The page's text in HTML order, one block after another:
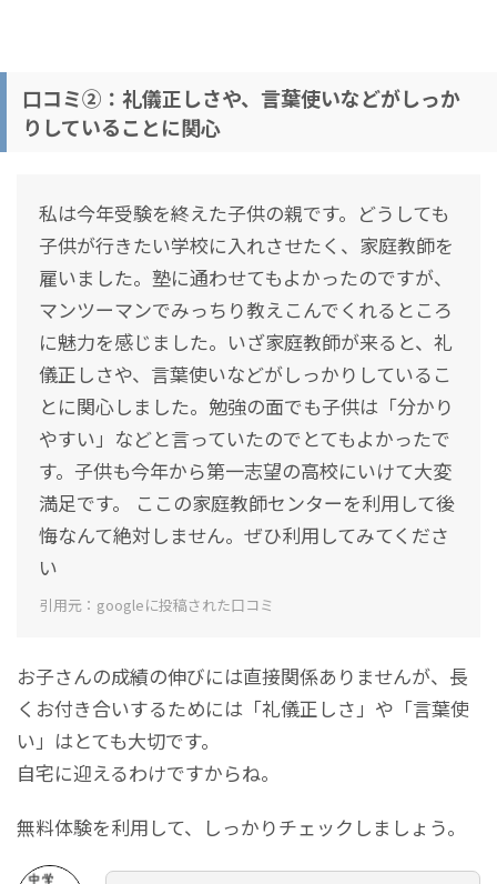
口コミ②：礼儀正しさや、言葉使いなどがしっか
りしていることに関心
私は今年受験を終えた子供の親です。どうしても
子供が行きたい学校に入れさせたく、家庭教師を
雇いました。塾に通わせてもよかったのですが、
マンツーマンでみっちり教えこんでくれるところ
に魅力を感じました。いざ家庭教師が来ると、礼
儀正しさや、言葉使いなどがしっかりしているこ
とに関心しました。勉強の面でも子供は「分かり
やすい」などと言っていたのでとてもよかったで
す。子供も今年から第一志望の高校にいけて大変
満足です。 ここの家庭教師センターを利用して後
悔なんて絶対しません。ぜひ利用してみてくださ
い
引用元：googleに投稿された口コミ
お子さんの成績の伸びには直接関係ありませんが、長
くお付き合いするためには「礼儀正しさ」や「言葉使
い」はとても大切です。
自宅に迎えるわけですからね。
無料体験を利用して、しっかりチェックしましょう。